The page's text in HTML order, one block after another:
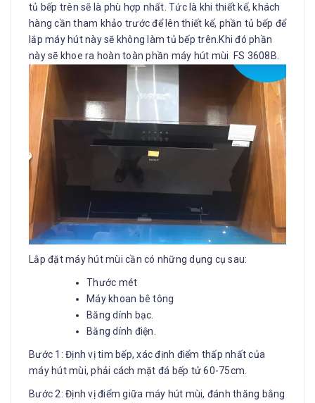
tủ bếp trên sẽ là phù hợp nhất. Tức là khi thiết kế, khách
hàng cần tham khảo trước để lên thiết kế, phần tủ bếp để
lắp máy hút này sẽ không làm tủ bếp trên.Khi đó phần
này sẽ khoe ra hoàn toàn phần máy hút mùi FS 3608B.
Lắp đặt máy hút mùi cần có những dụng cụ sau:
Thước mét
Máy khoan bê tông
Băng dính bạc.
Băng dính điện.
Bước 1: Định vị tim bếp, xác định điểm thấp nhất của
máy hút mùi, phải cách mặt đá bếp tử 60-75cm.
Bước 2: Định vị điểm giữa máy hút mùi, đánh thăng bằng